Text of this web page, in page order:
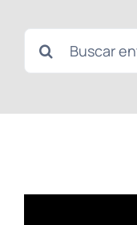
Buscar: